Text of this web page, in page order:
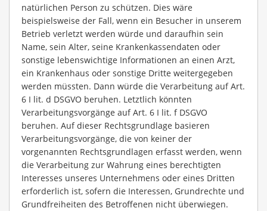
natürlichen Person zu schützen. Dies wäre
beispielsweise der Fall, wenn ein Besucher in unserem
Betrieb verletzt werden würde und daraufhin sein
Name, sein Alter, seine Krankenkassendaten oder
sonstige lebenswichtige Informationen an einen Arzt,
ein Krankenhaus oder sonstige Dritte weitergegeben
werden müssten. Dann würde die Verarbeitung auf Art.
6 I lit. d DSGVO beruhen. Letztlich könnten
Verarbeitungsvorgänge auf Art. 6 I lit. f DSGVO
beruhen. Auf dieser Rechtsgrundlage basieren
Verarbeitungsvorgänge, die von keiner der
vorgenannten Rechtsgrundlagen erfasst werden, wenn
die Verarbeitung zur Wahrung eines berechtigten
Interesses unseres Unternehmens oder eines Dritten
erforderlich ist, sofern die Interessen, Grundrechte und
Grundfreiheiten des Betroffenen nicht überwiegen.